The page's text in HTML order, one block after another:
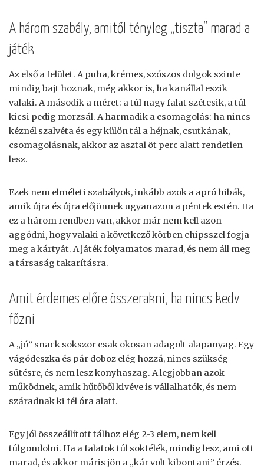
A három szabály, amitől tényleg „tiszta” marad a
játék
Az első a felület. A puha, krémes, szószos dolgok szinte
mindig bajt hoznak, még akkor is, ha kanállal eszik
valaki. A második a méret: a túl nagy falat szétesik, a túl
kicsi pedig morzsál. A harmadik a csomagolás: ha nincs
kéznél szalvéta és egy külön tál a héjnak, csutkának,
csomagolásnak, akkor az asztal öt perc alatt rendetlen
lesz.
Ezek nem elméleti szabályok, inkább azok a apró hibák,
amik újra és újra előjönnek ugyanazon a péntek estén. Ha
ez a három rendben van, akkor már nem kell azon
aggódni, hogy valaki a következő körben chipsszel fogja
meg a kártyát. A játék folyamatos marad, és nem áll meg
a társaság takarításra.
Amit érdemes előre összerakni, ha nincs kedv
főzni
A „jó” snack sokszor csak okosan adagolt alapanyag. Egy
vágódeszka és pár doboz elég hozzá, nincs szükség
sütésre, és nem lesz konyhaszag. A legjobban azok
működnek, amik hűtőből kivéve is vállalhatók, és nem
száradnak ki fél óra alatt.
Egy jól összeállított tálhoz elég 2-3 elem, nem kell
túlgondolni. Ha a falatok túl sokfélék, mindig lesz, ami ott
marad, és akkor máris jön a „kár volt kibontani” érzés.